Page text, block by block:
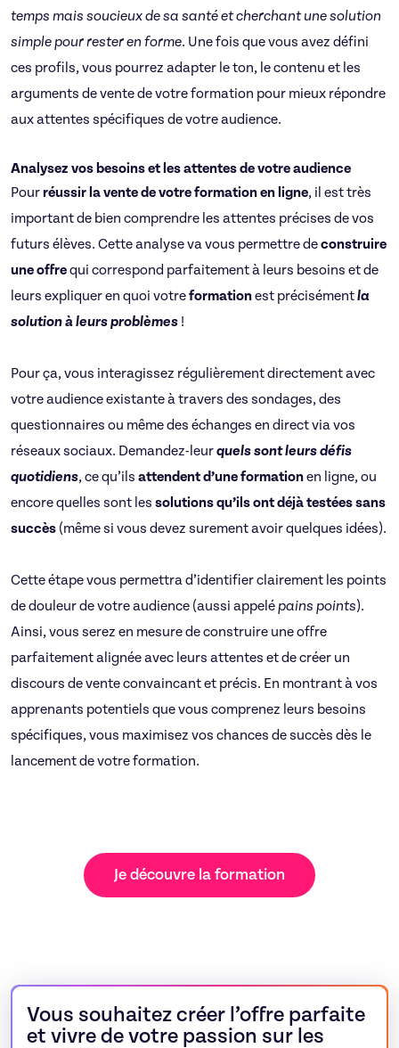
temps mais soucieux de sa santé et cherchant une solution
simple pour rester en forme. Une fois que vous avez défini
ces profils, vous pourrez adapter le ton, le contenu et les
arguments de vente de votre formation pour mieux répondre
aux attentes spécifiques de votre audience.
Analysez vos besoins et les attentes de votre audience
Pourréussir la vente de votre formation en ligne, il est très
important de bien comprendre les attentes précises de vos
futurs élèves. Cette analyse va vous permettre deconstruire
une offrequi correspond parfaitement à leurs besoins et de
leurs expliquer en quoi votreformationest précisémentla
solution à leurs problèmes !
Pour ça, vous interagissez régulièrement directement avec
votre audience existante à travers des sondages, des
questionnaires ou même des échanges en direct via vos
réseaux sociaux. Demandez-leurquels sont leurs défis
quotidiens, ce qu’ils attendent d’une formationen ligne, ou
encore quelles sont les solutions qu’ils ont déjà testées sans
succès (même si vous devez surement avoir quelques idées).
Cette étape vous permettra d’identifier clairement les points
de douleur de votre audience (aussi appelépains points).
Ainsi, vous serez en mesure de construire une offre
parfaitement alignée avec leurs attentes et de créer un
discours de vente convaincant et précis. En montrant à vos
apprenants potentiels que vous comprenez leurs besoins
spécifiques, vous maximisez vos chances de succès dès le
lancement de votre formation.
Je découvre la formation
Vous souhaitez créer l’offre parfaite
et vivre de votre passion sur les